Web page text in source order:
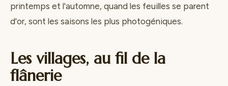
printemps et l'automne, quand les feuilles se parent
d'or, sont les saisons les plus photogéniques.
Les villages, au fil de la
flânerie